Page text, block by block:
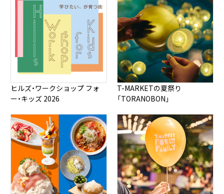
ヒルズ・ワークショップ フォ
ー・キッズ 2026
T-MARKETの夏祭り
「TORANOBON」